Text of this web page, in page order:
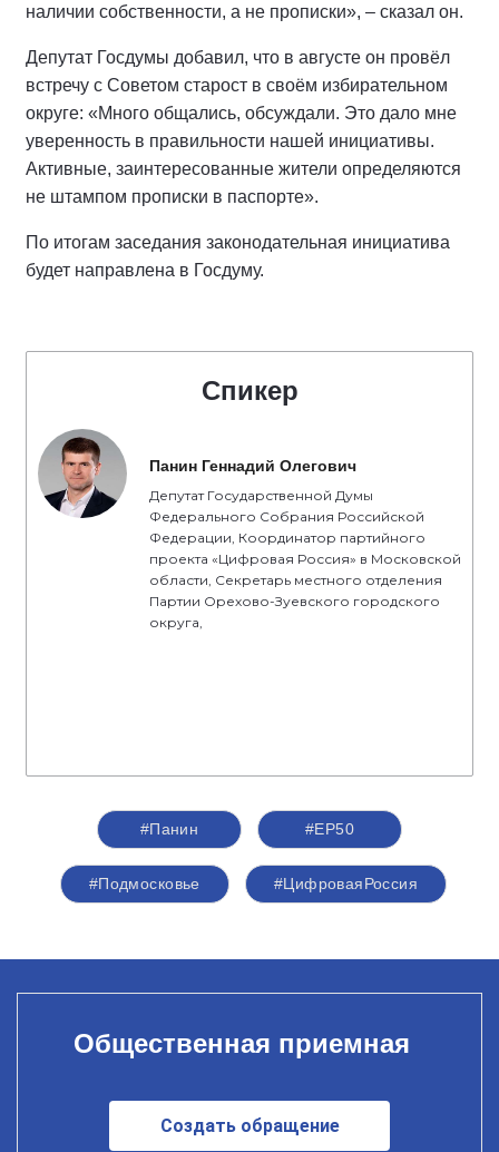
наличии собственности, а не прописки», – сказал он.
Депутат Госдумы добавил, что в августе он провёл
встречу с Советом старост в своём избирательном
округе: «Много общались, обсуждали. Это дало мне
уверенность в правильности нашей инициативы.
Активные, заинтересованные жители определяются
не штампом прописки в паспорте».
По итогам заседания законодательная инициатива
будет направлена в Госдуму.
Спикер
Панин Геннадий Олегович
Депутат Государственной Думы
Федерального Собрания Российской
Федерации, Координатор партийного
проекта «Цифровая Россия» в Московской
области, Секретарь местного отделения
Партии Орехово-Зуевского городского
округа,
#Панин #ЕР50
#Подмосковье #ЦифроваяРоссия
Общественная приемная
Создать обращение